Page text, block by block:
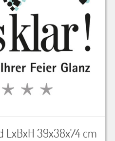
LxBxH 39x38x74 cm